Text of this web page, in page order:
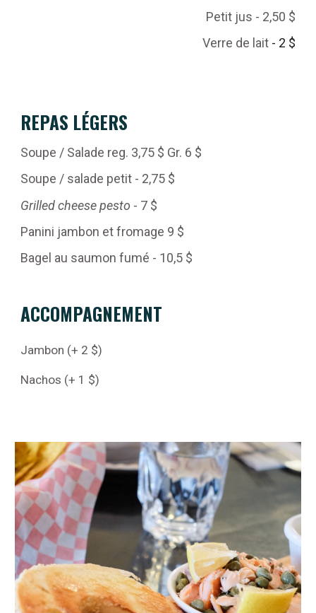
Petit jus - 2,50 $
Verre de lait - 2 $
REPAS LÉGERS
Soupe / Salade reg. 3,75 $ Gr. 6 $
Soupe / salade petit - 2,75 $
Grilled cheese pesto - 7 $
Panini jambon et fromage 9 $
Bagel au saumon fumé - 10,5 $
ACCOMPAGNEMENT
Jambon (+ 2 $)
Nachos (+ 1 $)